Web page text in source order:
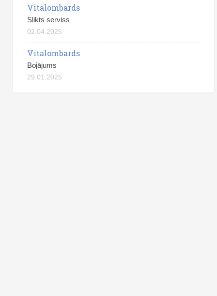
Vitalombards
Slikts serviss
02.04.2025
Vitalombards
Bojājums
29.01.2025